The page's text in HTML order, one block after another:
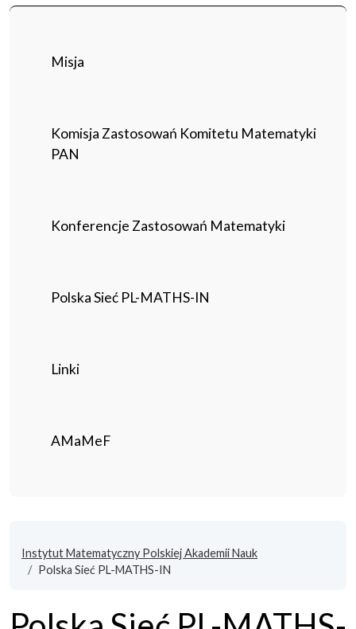
Misja
Komisja Zastosowań Komitetu Matematyki
PAN
Konferencje Zastosowań Matematyki
Polska Sieć PL-MATHS-IN
Linki
AMaMeF
Instytut Matematyczny Polskiej Akademii Nauk
Polska Sieć PL-MATHS-IN